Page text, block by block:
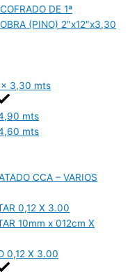
DE 1ª
(PINO) 2″x12″x3,30
x 3,30 mts
mts
mts
CCA – VARIOS
0,12 X 3.00
10mm x 012cm X
0,12 X 3.00